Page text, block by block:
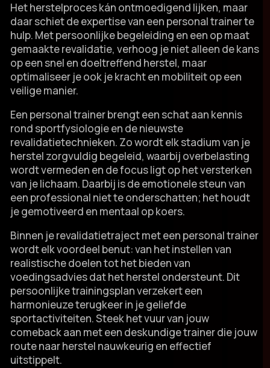
Het herstelproces kán ontmoedigend lijken, maar
daar schiet de expertise van een personal trainer te
hulp.​ Met persoonlijke begeleiding en een op maat
gemaakte revalidatie, verhoog je niet alleen de kans
op een snel en doeltreffend herstel, maar
optimaliseer je ook je kracht en mobiliteit op een
veilige manier.​
Een personal trainer brengt een schat aan kennis
rond sportfysiologie en de nieuwste
revalidatietechnieken.​ Zo wordt elk stadium van je
herstel zorgvuldig begeleid, waarbij overbelasting
wordt vermeden en de focus ligt op het versterken
van je lichaam.​ Daarbij is de emotionele steun van
een professional niet te onderschatten; het houdt
je gemotiveerd en mentaal op koers.​
Binnen je revalidatietraject met een personal trainer
wordt elk voordeel benut: van het instellen van
realistische doelen tot het bieden van
voedingsadvies dat het herstel ondersteunt.​ Dit
persoonlijke trainingsplan verzekert een
harmonieuze terugkeer in je geliefde
sportactiviteiten.​ Steek het vuur van jouw
comeback aan met een deskundige trainer die jouw
route naar herstel nauwkeurig en effectief
uitstippelt.​